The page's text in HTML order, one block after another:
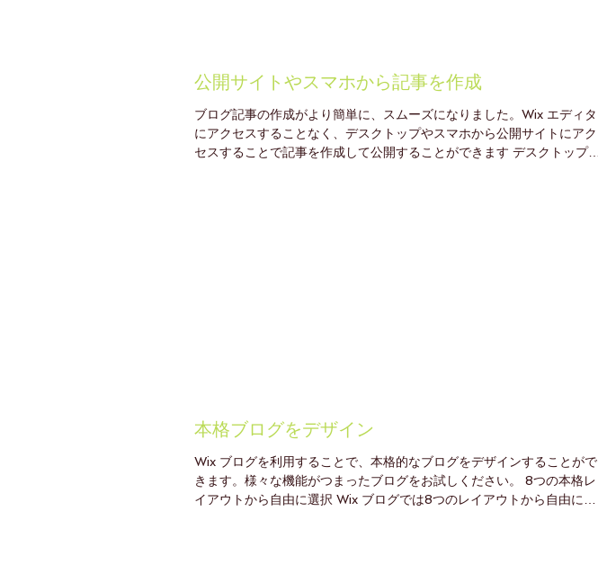
公開サイトやスマホから記事を作成
ブログ記事の作成がより簡単に、スムーズになりました。Wix エディタ
にアクセスすることなく、デスクトップやスマホから公開サイトにアク
セスすることで記事を作成して公開することができます デスクトップか
本格ブログをデザイン
Wix ブログを利用することで、本格的なブログをデザインすることがで
きます。様々な機能がつまったブログをお試しください。 8つの本格レ
イアウトから自由に選択 Wix ブログでは8つのレイアウトから自由に選